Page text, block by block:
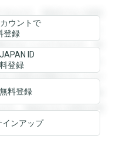
きます。登録すると回答
ると回答を閲覧すること
することができます。登
ます。登録すると回答を
と回答を閲覧することが
ることができます。登録
す。登録すると回答を閲
ウントで
登録
ID
登録
無料登録
ンアップ